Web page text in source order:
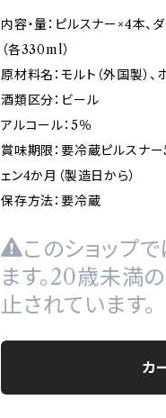
内容・量：ピルスナー×4本、
（各330ml）
原材料名：モルト（外国製）、
酒類区分：ビール
アルコール：5％
賞味期限：要冷蔵ピルスナ
ェン4か月（製造日から）
保存方法：要冷蔵
このショップ
ます。20歳未満
止されています。
カ